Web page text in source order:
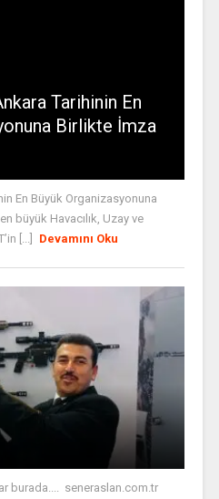
Tarihinin En
Birlikte İmza
En Büyük Organizasyonuna
büyük Havacılık, Uzay ve
[...]
Devamını Oku
burada.... seneraslan.com.tr